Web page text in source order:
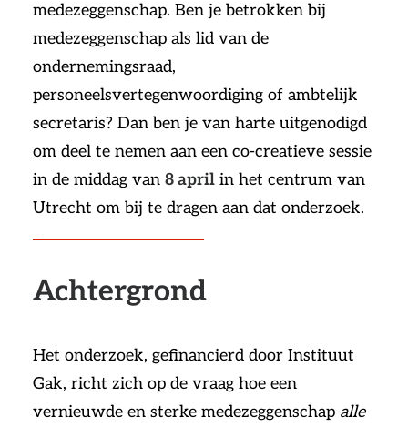
medezeggenschap. Ben je betrokken bij
medezeggenschap als lid van de
ondernemingsraad,
personeelsvertegenwoordiging of ambtelijk
secretaris? Dan ben je van harte uitgenodigd
om deel te nemen aan een co-creatieve sessie
in de middag van 8 april in het centrum van
Utrecht om bij te dragen aan dat onderzoek.
Achtergrond
Het onderzoek, gefinancierd door Instituut
Gak, richt zich op de vraag hoe een
vernieuwde en sterke medezeggenschap alle